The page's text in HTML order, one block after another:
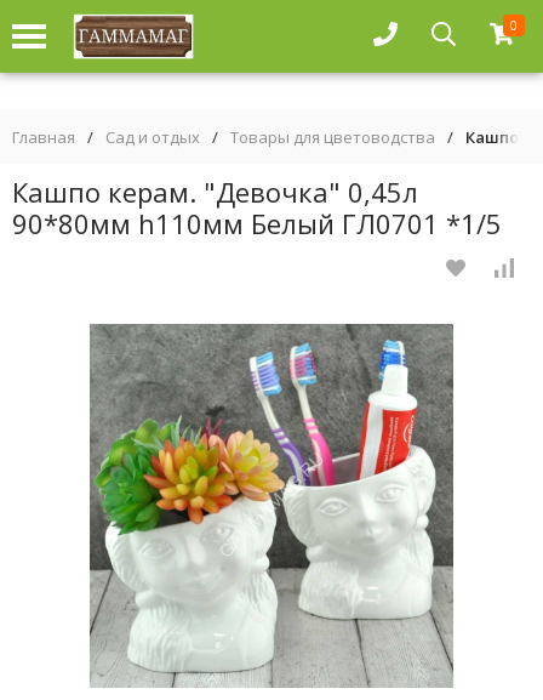
0
Главная / Сад и отдых / Товары для цветоводства / Кашпо
Кашпо керам. "Девочка" 0,45л
90*80мм h110мм Белый ГЛ0701 *1/5